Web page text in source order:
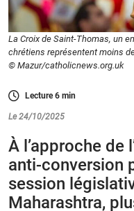
La Croix de Saint-Thomas, un
chrétiens représentent moins
© Mazur/catholicnews.org.uk
Lecture6 min
Le 24/10/2025
À l’approche de
anti-conversion
session
Maharashtra,